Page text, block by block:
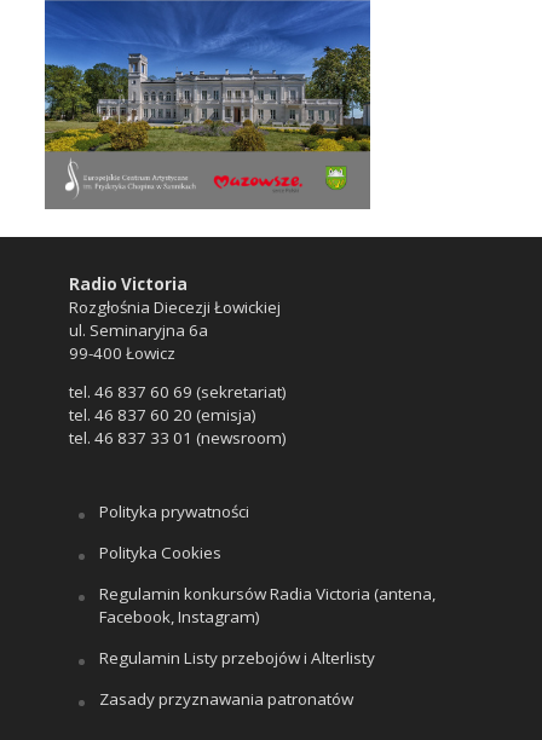
Radio Victoria
Rozgłośnia Diecezji Łowickiej
ul. Seminaryjna 6a
99-400 Łowicz
tel. 46 837 60 69 (sekretariat)
tel. 46 837 60 20 (emisja)
tel. 46 837 33 01 (newsroom)
Polityka prywatności
Polityka Cookies
Regulamin konkursów Radia Victoria (antena,
Facebook, Instagram)
Regulamin Listy przebojów i Alterlisty
Zasady przyznawania patronatów